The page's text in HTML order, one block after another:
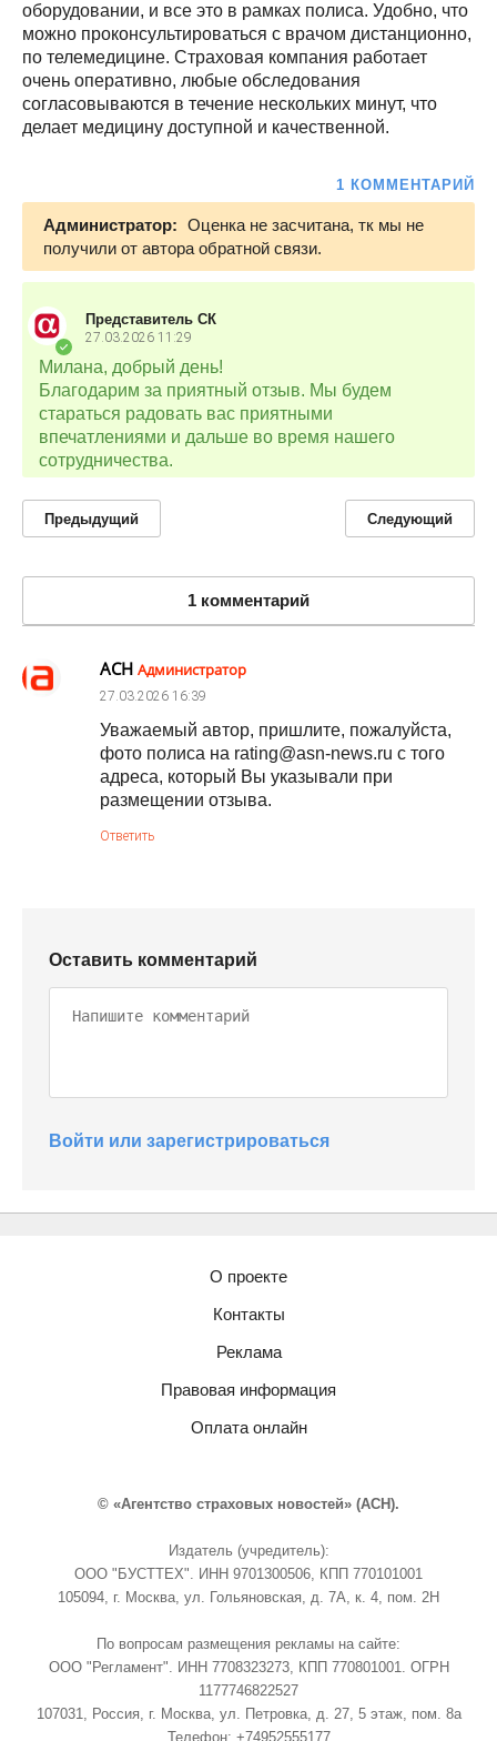
оборудовании, и все это в рамках полиса. Удобно, что
можно проконсультироваться с врачом дистанционно,
по телемедицине. Страховая компания работает
очень оперативно, любые обследования
согласовываются в течение нескольких минут, что
делает медицину доступной и качественной.
1 КОММЕНТАРИЙ
Администратор: Оценка не засчитана, тк мы не
получили от автора обратной связи.
Представитель СК
27.03.2026 11:29
Милана, добрый день!
Благодарим за приятный отзыв. Мы будем
стараться радовать вас приятными
впечатлениями и дальше во время нашего
сотрудничества.
Предыдущий Следующий
1 комментарий
АСН Администратор
27.03.2026 16:39
Уважаемый автор, пришлите, пожалуйста,
фото полиса на rating@asn-news.ru с того
адреса, который Вы указывали при
размещении отзыва.
Ответить
Оставить комментарий
Войти или зарегистрироваться
О проекте
Контакты
Реклама
Правовая информация
Оплата онлайн
© «Агентство страховых новостей» (АСН).
Издатель (учредитель):
ООО "БУСТТЕХ". ИНН 9701300506, КПП 770101001
105094, г. Москва, ул. Гольяновская, д. 7А, к. 4, пом. 2Н
По вопросам размещения рекламы на сайте:
ООО "Регламент". ИНН 7708323273, КПП 770801001. ОГРН
1177746822527
107031, Россия, г. Москва, ул. Петровка, д. 27, 5 этаж, пом. 8а
Телефон: +74952555177